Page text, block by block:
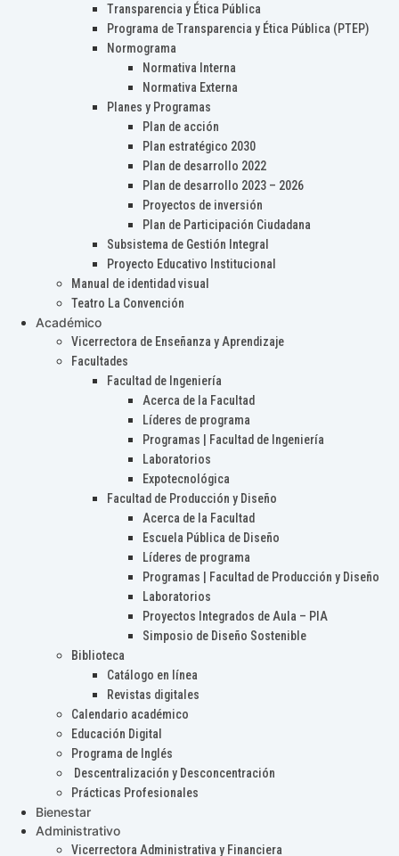
Transparencia y Ética Pública
Programa de Transparencia y Ética Pública (PTEP)
Normograma
Normativa Interna
Normativa Externa
Planes y Programas
Plan de acción
Plan estratégico 2030
Plan de desarrollo 2022
Plan de desarrollo 2023 – 2026
Proyectos de inversión
Plan de Participación Ciudadana
Subsistema de Gestión Integral
Proyecto Educativo Institucional
Manual de identidad visual
Teatro La Convención
Académico
Vicerrectora de Enseñanza y Aprendizaje
Facultades
Facultad de Ingeniería
Acerca de la Facultad
Líderes de programa
Programas | Facultad de Ingeniería
Laboratorios
Expotecnológica
Facultad de Producción y Diseño
Acerca de la Facultad
Escuela Pública de Diseño
Líderes de programa
Programas | Facultad de Producción y Diseño
Laboratorios
Proyectos Integrados de Aula – PIA
Simposio de Diseño Sostenible
Biblioteca
Catálogo en línea
Revistas digitales
Calendario académico
Educación Digital
Programa de Inglés
Descentralización y Desconcentración
Prácticas Profesionales
Bienestar
Administrativo
Vicerrectora Administrativa y Financiera